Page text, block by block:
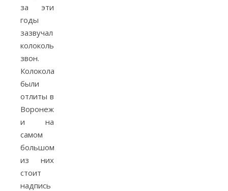
за эти
годы
зазвучал
колокольный
звон.
Колокола
были
отлиты в
Воронеже,
и на
самом
большом
из них
стоит
надпись